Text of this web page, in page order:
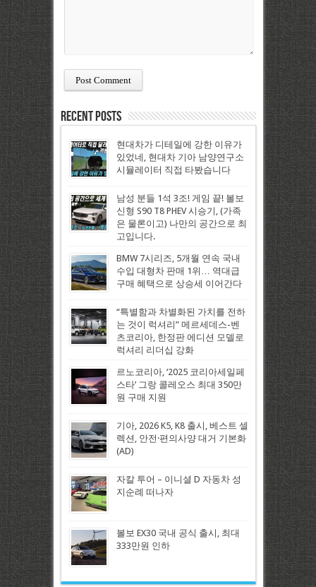
Recent Posts
현대차가 디테일에 강한 이유가
있었네, 현대차 기아 남양연구소
시뮬레이터 직접 타봤습니다
남성 분들 1석 3조! 게임 끝! 볼보
신형 S90 T8 PHEV 시승기, (가족
은 물론이고) 나만의 공간으로 최
고입니다.
BMW 7시리즈, 5개월 연속 국내
수입 대형차 판매 1위… 역대급
구매 혜택으로 상승세 이어간다
“특별함과 차별화된 가치를 전하
는 것이 럭셔리” 메르세데스-벤
츠코리아, 한정판 에디션 모델로
럭셔리 리더십 강화
르노코리아, ‘2025 코리아세일페
스타’ 그랑 콜레오스 최대 350만
원 구매 지원
기아, 2026 K5, K8 출시, 베스트 셀
렉션, 안전·편의사양 대거 기본화
(AD)
자칼 투어 – 이니셜 D 자동차 성
지순례 떠나자
볼보 EX30 국내 공식 출시, 최대
333만원 인하